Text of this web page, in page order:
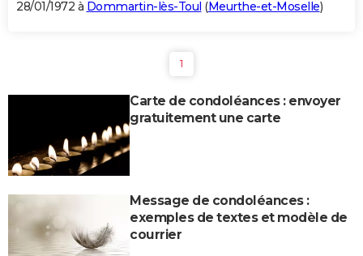
28/01/1972 à Dommartin-lès-Toul (Meurthe-et-Moselle)
1
Carte de condoléances : envoyer
gratuitement une carte
Message de condoléances :
exemples de textes et modèle de
courrier